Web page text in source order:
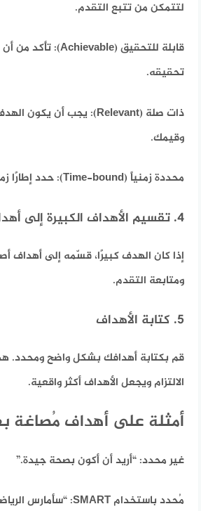
لتتمكن من تتبع التقدم.
قابلة للتحقيق (Achievable):
تأكد من
تحقيقه.
ذات صلة (Relevant):
يجب أن يكون
وقيمك.
محددة زمنياً (Time-bound): حدد إطارًا
4. تقسيم الأهداف الكبيرة إلى أهداف فرعية
إذا كان الهدف كبيرًا، قسّمه إلى أهداف
ومتابعة التقدم.
5. كتابة الأهداف
قم بكتابة أهدافك بشكل واضح ومحدد.
الالتزام ويجعل الأهداف أكثر واقعية.
أمثلة على أهداف مُصاغة
غير محدد: “أريد أن أكون بصحة جيدة.”
مُحدد باستخدام SMART: